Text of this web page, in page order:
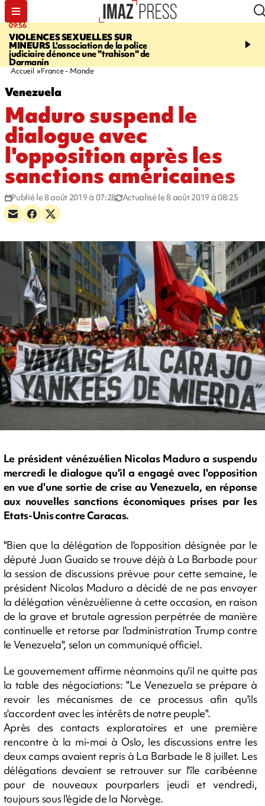
09:56
VIOLENCES SEXUELLES SUR
MINEURS L'association de la police
judiciaire dénonce une "trahison" de
Darmanin
12:19
grièvement blessé à
Accueil France - Monde
Venezuela
Maduro suspend le
dialogue avec
l'opposition après les
sanctions américaines
Publié le 8 août 2019 à 07:28 Actualisé le 8 août 2019 à 08:25
Le président vénézuélien Nicolas Maduro a suspendu
mercredi le dialogue qu'il a engagé avec l'opposition
en vue d'une sortie de crise au Venezuela, en réponse
aux nouvelles sanctions économiques prises par les
Etats-Unis contre Caracas.
"Bien que la délégation de l'opposition désignée par le
député Juan Guaido se trouve déjà à La Barbade pour
la session de discussions prévue pour cette semaine, le
président Nicolas Maduro a décidé de ne pas envoyer
la délégation vénézuélienne à cette occasion, en raison
de la grave et brutale agression perpétrée de manière
continuelle et retorse par l'administration Trump contre
le Venezuela", selon un communiqué officiel.
Le gouvernement affirme néanmoins qu'il ne quitte pas
la table des négociations: "Le Venezuela se prépare à
revoir les mécanismes de ce processus afin qu'ils
s'accordent avec les intérêts de notre peuple".
Après des contacts exploratoires et une première
rencontre à la mi-mai à Oslo, les discussions entre les
deux camps avaient repris à La Barbade le 8 juillet. Les
délégations devaient se retrouver sur l'île caribéenne
pour de nouveaux pourparlers jeudi et vendredi,
toujours sous l'égide de la Norvège.